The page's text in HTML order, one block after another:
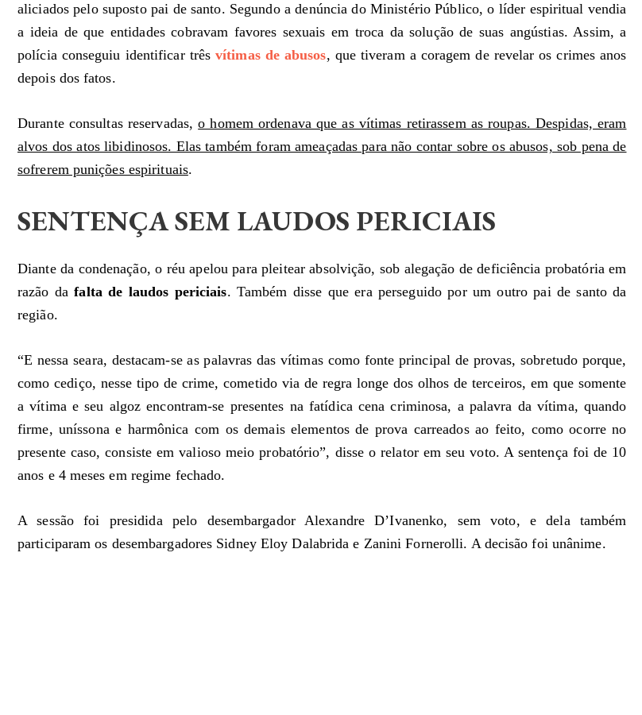
aliciados pelo suposto pai de santo. Segundo a denúncia do Ministério Público, o líder espiritual vendia
a ideia de que entidades cobravam favores sexuais em troca da solução de suas angústias. Assim, a
polícia conseguiu identificar trêsvítimas de abusos, que tiveram a coragem de revelar os crimes anos
depois dos fatos.
Durante consultas reservadas,o homem ordenava que as vítimas retirassem as roupas. Despidas, eram
alvos dos atos libidinosos. Elas também foram ameaçadas para não contar sobre os abusos, sob pena de
sofrerem punições espirituais.
SENTENÇA SEM LAUDOS PERICIAIS
Diante da condenação, o réu apelou para pleitear absolvição, sob alegação de deficiência probatória em
razão dafalta de laudos periciais. Também disse que era perseguido por um outro pai de santo da
região.
“E nessa seara, destacam-se as palavras das vítimas como fonte principal de provas, sobretudo porque,
como cediço, nesse tipo de crime, cometido via de regra longe dos olhos de terceiros, em que somente
a vítima e seu algoz encontram-se presentes na fatídica cena criminosa, a palavra da vítima, quando
firme, uníssona e harmônica com os demais elementos de prova carreados ao feito, como ocorre no
presente caso, consiste em valioso meio probatório”, disse o relator em seu voto. A sentença foi de 10
anos e 4 meses em regime fechado.
A sessão foi presidida pelo desembargador Alexandre D’Ivanenko, sem voto, e dela também
participaram os desembargadores Sidney Eloy Dalabrida e Zanini Fornerolli. A decisão foi unânime.